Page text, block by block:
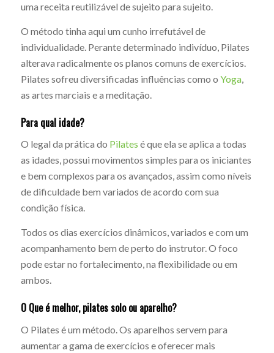
uma receita reutilizável de sujeito para sujeito.
O método tinha aqui um cunho irrefutável de
individualidade. Perante determinado indivíduo, Pilates
alterava radicalmente os planos comuns de exercícios.
Pilates sofreu diversificadas influências como o Yoga,
as artes marciais e a meditação.
Para qual idade?
O legal da prática do Pilates é que ela se aplica a todas
as idades, possui movimentos simples para os iniciantes
e bem complexos para os avançados, assim como níveis
de dificuldade bem variados de acordo com sua
condição física.
Todos os dias exercícios dinâmicos, variados e com um
acompanhamento bem de perto do instrutor. O foco
pode estar no fortalecimento, na flexibilidade ou em
ambos.
O Que é melhor, pilates solo ou aparelho?
O Pilates é um método. Os aparelhos servem para
aumentar a gama de exercícios e oferecer mais